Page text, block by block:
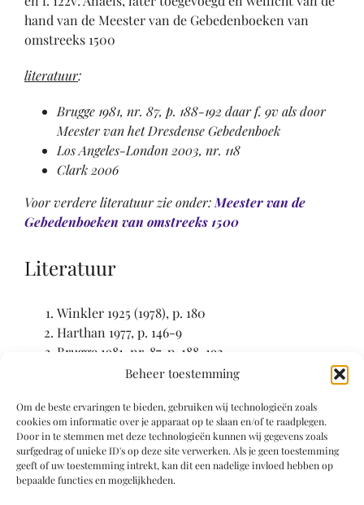
Beheer toestemming
Om de beste ervaringen te bieden, gebruiken wij technologieën zoals
cookies om informatie over je apparaat op te slaan en/of te raadplegen.
Door in te stemmen met deze technologieën kunnen wij gegevens zoals
surfgedrag of unieke ID's op deze site verwerken. Als je geen toestemming
geeft of uw toestemming intrekt, kan dit een nadelige invloed hebben op
bepaalde functies en mogelijkheden.
hand van de Meester van de Gebedenboeken van
omstreeks 1500
literatuur:
Brugge 1981, nr. 87, p. 188-192 daar f. 9v als door
Meester van het Dresdense Gebedenboek
Los Angeles-London 2003, nr. 118
Clark 2006
Voor verdere literatuur zie onder:Meester van de
Gebedenboeken van omstreeks 1500
Literatuur
Winkler 1925 (1978), p. 180
Harthan 1977, p. 146-9
Brugge 1981, nr. 87, p. 188-192
Cambridge 1993, nr. 21
Smeyers 1998, p. 372, 373
Los Angeles-London 2003, p. 218, nrs. 52, 53, 64,
65, 118
Clark 2006
Watson 2011, cat. nr. 72 (vol. I, p. 401-411)